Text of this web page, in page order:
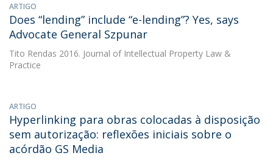
ARTIGO
Does “lending” include “e-lending”? Yes, says
Advocate General Szpunar
Tito Rendas 2016. Journal of Intellectual Property Law &
Practice
ARTIGO
Hyperlinking para obras colocadas à disposição
sem autorização: reflexões iniciais sobre o
acórdão GS Media